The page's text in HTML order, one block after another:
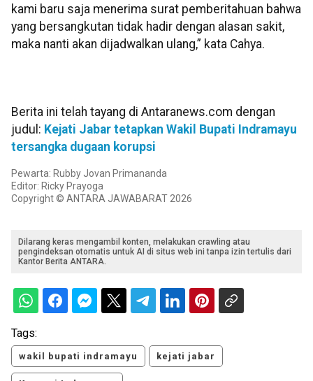
kami baru saja menerima surat pemberitahuan bahwa
yang bersangkutan tidak hadir dengan alasan sakit,
maka nanti akan dijadwalkan ulang,” kata Cahya.
Berita ini telah tayang di Antaranews.com dengan
judul: Kejati Jabar tetapkan Wakil Bupati Indramayu
tersangka dugaan korupsi
Pewarta: Rubby Jovan Primananda
Editor: Ricky Prayoga
Copyright © ANTARA JAWABARAT 2026
Dilarang keras mengambil konten, melakukan crawling atau
pengindeksan otomatis untuk AI di situs web ini tanpa izin tertulis dari
Kantor Berita ANTARA.
Tags:
wakil bupati indramayu kejati jabar